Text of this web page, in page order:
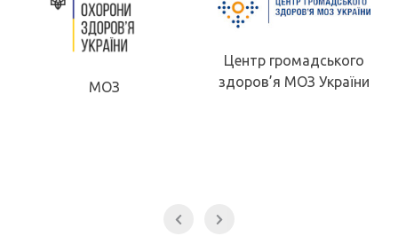
МОЗ
Центр громадського
здоров’я МОЗ України